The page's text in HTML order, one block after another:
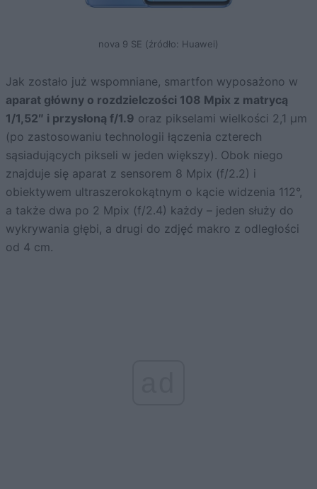
nova 9 SE (źródło: Huawei)
Jak zostało już wspomniane, smartfon wyposażono w
aparat główny o rozdzielczości 108 Mpix z matrycą
1/1,52″ i przysłoną f/1.9 oraz pikselami wielkości 2,1 µm
(po zastosowaniu technologii łączenia czterech
sąsiadujących pikseli w jeden większy). Obok niego
znajduje się aparat z sensorem 8 Mpix (f/2.2) i
obiektywem ultraszerokokątnym o kącie widzenia 112°,
a także dwa po 2 Mpix (f/2.4) każdy – jeden służy do
wykrywania głębi, a drugi do zdjęć makro z odległości
od 4 cm.